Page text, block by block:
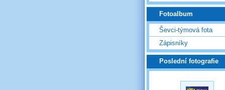
Fotoalbum
Ševci-týmová fota
Zápisníky
Poslední fotografie